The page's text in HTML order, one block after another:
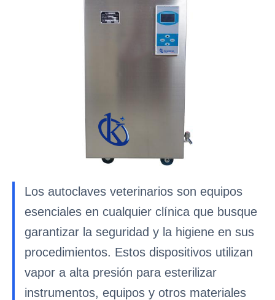
Los autoclaves veterinarios son equipos
esenciales en cualquier clínica que busque
garantizar la seguridad y la higiene en sus
procedimientos. Estos dispositivos utilizan
vapor a alta presión para esterilizar
instrumentos, equipos y otros materiales